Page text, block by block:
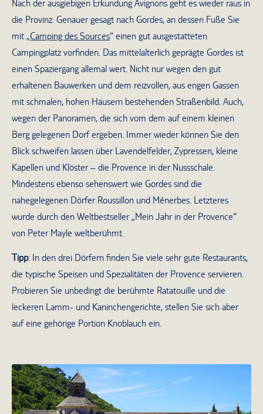
Nach der ausgiebigen Erkundung Avignons geht es wieder raus in
die Provinz. Genauer gesagt nach Gordes, an dessen Fuße Sie
mit „Camping des Sources“ einen gut ausgestatteten
Campingplatz vorfinden. Das mittelalterlich geprägte Gordes ist
einen Spaziergang allemal wert. Nicht nur wegen den gut
erhaltenen Bauwerken und dem reizvollen, aus engen Gassen
mit schmalen, hohen Häusern bestehenden Straßenbild. Auch,
wegen der Panoramen, die sich vom dem auf einem kleinen
Berg gelegenen Dorf ergeben. Immer wieder können Sie den
Blick schweifen lassen über Lavendelfelder, Zypressen, kleine
Kapellen und Klöster – die Provence in der Nussschale.
Mindestens ebenso sehenswert wie Gordes sind die
nahegelegenen Dörfer Roussillon und Ménerbes. Letzteres
wurde durch den Weltbestseller „Mein Jahr in der Provence“
von Peter Mayle weltberühmt.
Tipp: In den drei Dörfern finden Sie viele sehr gute Restaurants,
die typische Speisen und Spezialitäten der Provence servieren.
Probieren Sie unbedingt die berühmte Ratatouille und die
leckeren Lamm- und Kaninchengerichte, stellen Sie sich aber
auf eine gehörige Portion Knoblauch ein.